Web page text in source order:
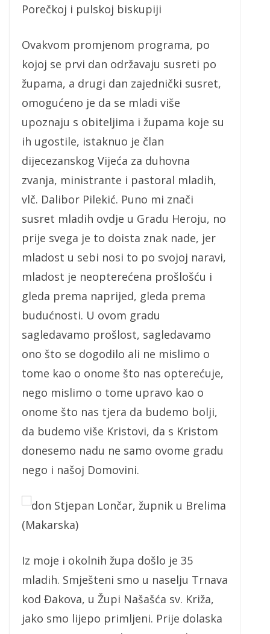
Porečkoj i pulskoj biskupiji
Ovakvom promjenom programa, po
kojoj se prvi dan održavaju susreti po
župama, a drugi dan zajednički susret,
omogućeno je da se mladi više
upoznaju s obiteljima i župama koje su
ih ugostile, istaknuo je član
dijecezanskog Vijeća za duhovna
zvanja, ministrante i pastoral mladih,
vlč. Dalibor Pilekić. Puno mi znači
susret mladih ovdje u Gradu Heroju, no
prije svega je to doista znak nade, jer
mladost u sebi nosi to po svojoj naravi,
mladost je neopterećena prošlošću i
gleda prema naprijed, gleda prema
budućnosti. U ovom gradu
sagledavamo prošlost, sagledavamo
ono što se dogodilo ali ne mislimo o
tome kao o onome što nas opterećuje,
nego mislimo o tome upravo kao o
onome što nas tjera da budemo bolji,
da budemo više Kristovi, da s Kristom
donesemo nadu ne samo ovome gradu
nego i našoj Domovini.
don Stjepan Lončar, župnik u Brelima
(Makarska)
Iz moje i okolnih župa došlo je 35
mladih. Smješteni smo u naselju Trnava
kod Đakova, u Župi Našašća sv. Križa,
jako smo lijepo primljeni. Prije dolaska